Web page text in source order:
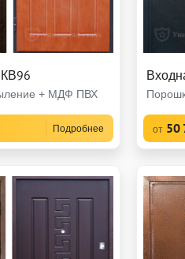
+ МДФ ПВХ
Подробнее от 50